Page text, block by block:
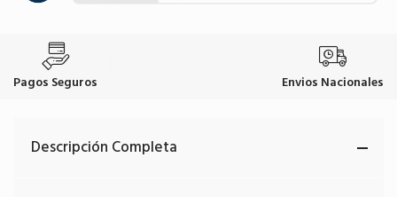
Pagos Seguros Envios Nacionales
Descripción Completa